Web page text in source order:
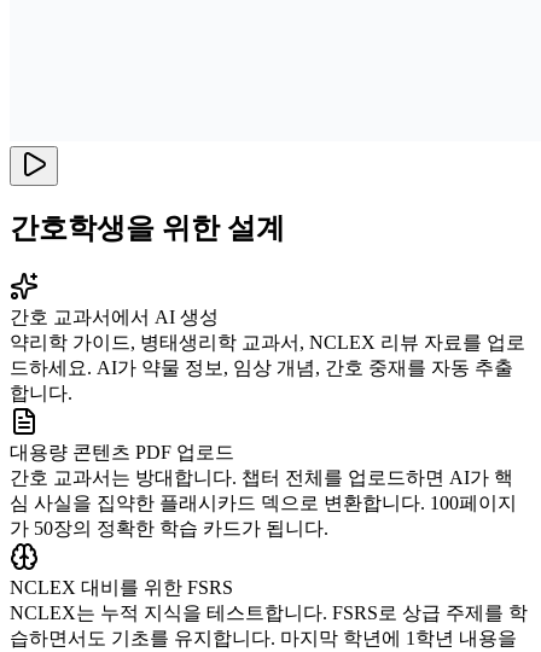
간호학생을 위한 설계
간호 교과서에서 AI 생성
약리학 가이드, 병태생리학 교과서, NCLEX 리뷰 자료를 업로
드하세요. AI가 약물 정보, 임상 개념, 간호 중재를 자동 추출
합니다.
대용량 콘텐츠 PDF 업로드
간호 교과서는 방대합니다. 챕터 전체를 업로드하면 AI가 핵
심 사실을 집약한 플래시카드 덱으로 변환합니다. 100페이지
가 50장의 정확한 학습 카드가 됩니다.
NCLEX 대비를 위한 FSRS
NCLEX는 누적 지식을 테스트합니다. FSRS로 상급 주제를 학
습하면서도 기초를 유지합니다. 마지막 학년에 1학년 내용을